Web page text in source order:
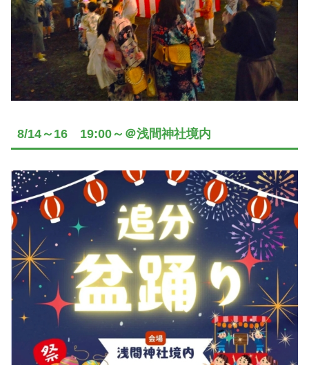
8/14～16 19:00～＠浅間神社境内